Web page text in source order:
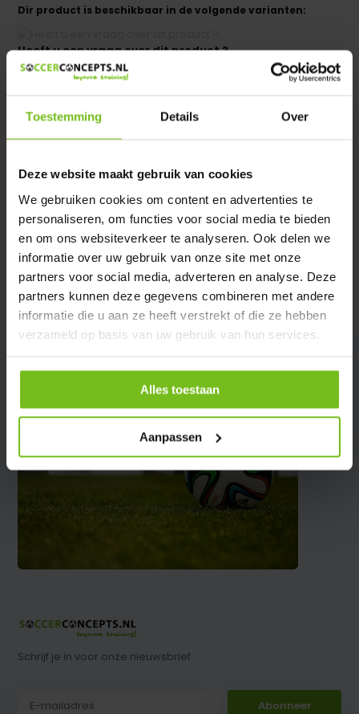
Toestemming Details Over
Deze website maakt gebruik van cookies
We gebruiken cookies om content en advertenties te
personaliseren, om functies voor social media te bieden
en om ons websiteverkeer te analyseren. Ook delen we
informatie over uw gebruik van onze site met onze
partners voor social media, adverteren en analyse. Deze
partners kunnen deze gegevens combineren met andere
informatie die u aan ze heeft verstrekt of die ze hebben
verzameld op basis van uw gebruik van hun services.
Alles toestaan
Aanpassen
Dir product is beschikbaar in de volgende varianten:
Heeft u een vraag over dit product ?
We helpen u graag met meer informatie
Specificaties
Reviews
Delen
Schrijf je in voor onze nieuwsbrief
Abonneer